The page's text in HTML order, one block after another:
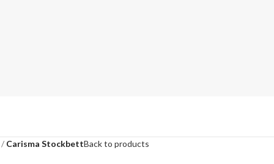
Carisma StockbettBack to products